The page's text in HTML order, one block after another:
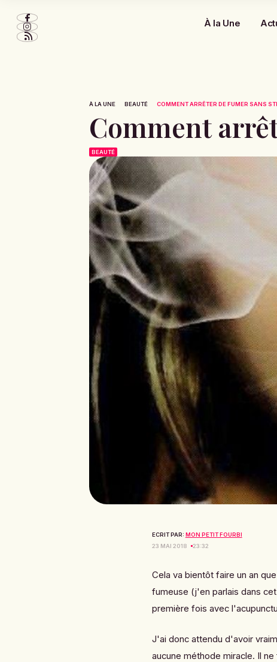
À la Une
À LA UNE BEAUTÉ COMMENT ARRÊTER DE FUMER SANS
Comment
BEAUTÉ
ECRIT PAR: MON PETIT FOURBI
23 MAI 2018
23:32
Cela va bientôt faire un an que
fumeuse (j'en parlais dans
première fois avec
J'ai donc attendu d'avoir
aucune méthode miracle. Il